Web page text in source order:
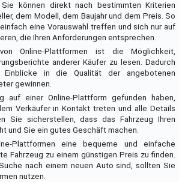
Sie können direkt nach bestimmten Kriterien
dem Modell, dem Baujahr und dem Preis. So
eine Vorauswahl treffen und sich nur auf
die Ihren Anforderungen entsprechen.
Online-Plattformen ist die Möglichkeit,
anderer Käufer zu lesen. Dadurch
Einblicke in die Qualität der angebotenen
gewinnen.
auf einer Online-Plattform gefunden haben,
Verkäufer in Kontakt treten und alle Details
Sie sicherstellen, dass das Fahrzeug Ihren
und Sie ein gutes Geschäft machen.
Plattformen eine bequeme und einfache
Fahrzeug zu einem günstigen Preis zu finden.
nach einem neuen Auto sind, sollten Sie
nutzen.